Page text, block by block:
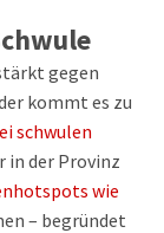
gegen
kommt es zu
schwulen
in der Provinz
wie
– begründet